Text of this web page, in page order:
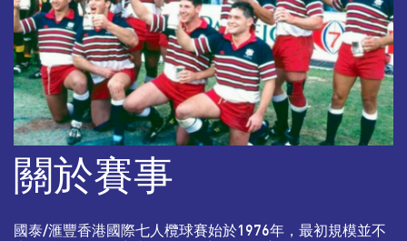
關於賽事
國泰/滙豐香港國際七人欖球賽始於1976年，最初規模並不